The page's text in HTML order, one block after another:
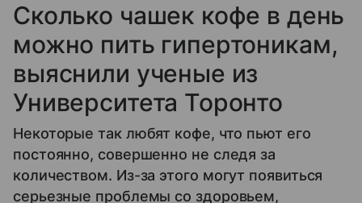
Сколько чашек кофе в день
можно пить гипертоникам,
выяснили ученые из
Университета Торонто
Некоторые так любят кофе, что пьют его
постоянно, совершенно не следя за
количеством. Из-за этого могут появиться
серьезные проблемы со здоровьем,